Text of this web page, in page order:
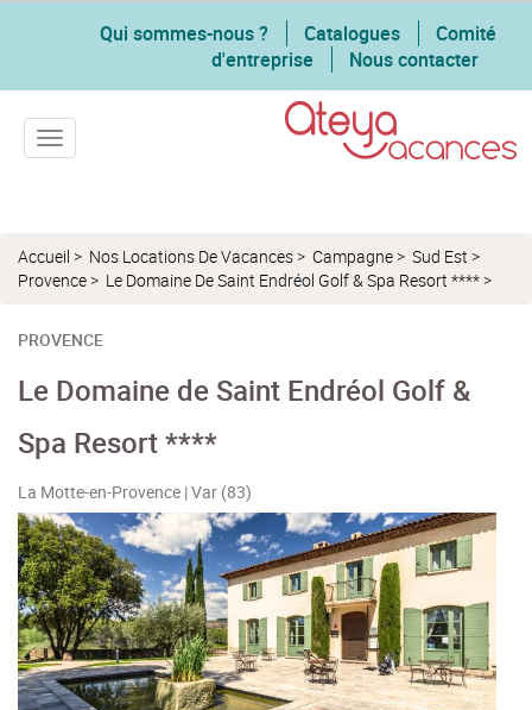
Qui sommes-nous ? Catalogues
Comité
d'entreprise
Nous contacter
Toggle navigation
Accueil > Nos Locations De Vacances> Campagne> Sud Est >
Provence> Le Domaine De Saint Endréol Golf & Spa Resort ****>
PROVENCE
Le Domaine de Saint Endréol Golf &
Spa Resort ****
La Motte-en-Provence | Var (83)